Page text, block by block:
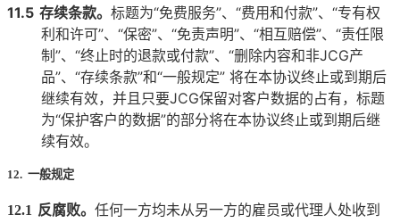
11.5 存续条款。 标题为“免费服务”、“费用和付款”、“专有权
利和许可”、“保密”、“免责声明”、“相互赔偿”、“责任限
制”、“终止时的退款或付款”、“删除内容和非JCG产
品”、“存续条款”和“一般规定” 将在本协议终止或到期后
继续有效，并且只要JCG保留对客户数据的占有，标题
为“保护客户的数据”的部分将在本协议终止或到期后继
续有效。
12. 一般规定
12.1 反腐败。 任何一方均未从另一方的雇员或代理人处收到